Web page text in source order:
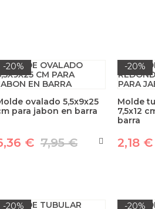
-20%
ovalado 5,5x9x25
para jabon en barra
€ 7,95 €
-20%
Molde
7,5x12
barra
2,18 €
-20% -20%